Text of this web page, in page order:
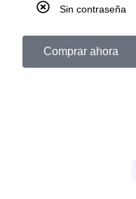
Sin contraseña
Comprar ahora